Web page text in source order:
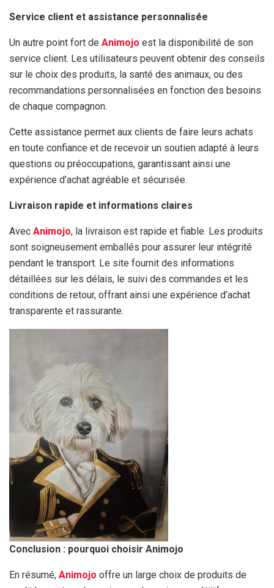
Service client et assistance personnalisée
Un autre point fort de Animojo est la disponibilité de son
service client. Les utilisateurs peuvent obtenir des conseils
sur le choix des produits, la santé des animaux, ou des
recommandations personnalisées en fonction des besoins
de chaque compagnon.
Cette assistance permet aux clients de faire leurs achats
en toute confiance et de recevoir un soutien adapté à leurs
questions ou préoccupations, garantissant ainsi une
expérience d’achat agréable et sécurisée.
Livraison rapide et informations claires
Avec Animojo, la livraison est rapide et fiable. Les produits
sont soigneusement emballés pour assurer leur intégrité
pendant le transport. Le site fournit des informations
détaillées sur les délais, le suivi des commandes et les
conditions de retour, offrant ainsi une expérience d’achat
transparente et rassurante.
Conclusion : pourquoi choisir Animojo
En résumé, Animojo offre un large choix de produits de